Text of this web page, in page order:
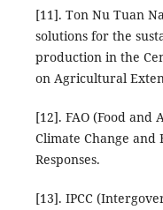
[11]. Ton Nu Tuan
solutions for the
production in the
on Agricultural
[12]. FAO (Food and
Climate Change and
Responses.
[13]. IPCC